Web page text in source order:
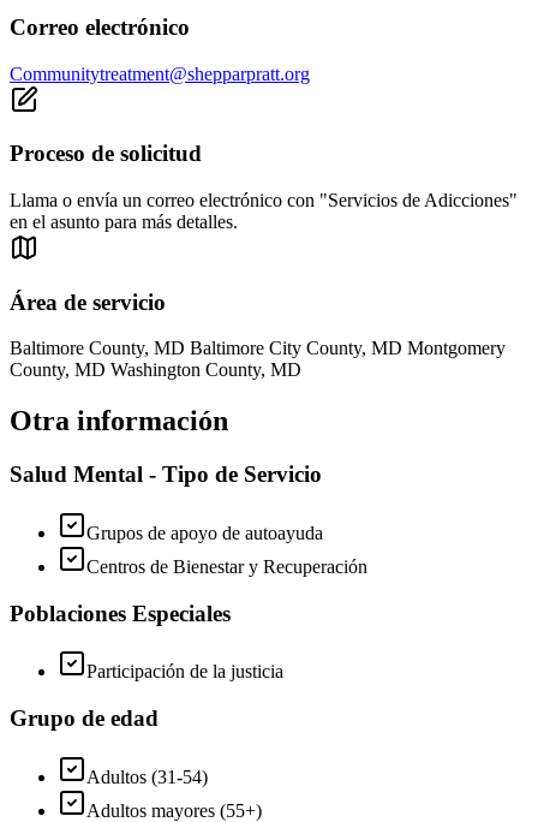
Correo electrónico
Communitytreatment@shepparpratt.org
Proceso de solicitud
Llama o envía un correo electrónico con "Servicios de Adicciones"
en el asunto para más detalles.
Área de servicio
Baltimore County, MD Baltimore City County, MD Montgomery
County, MD Washington County, MD
Otra información
Salud Mental - Tipo de Servicio
Grupos de apoyo de autoayuda
Centros de Bienestar y Recuperación
Poblaciones Especiales
Participación de la justicia
Grupo de edad
Adultos (31-54)
Adultos mayores (55+)